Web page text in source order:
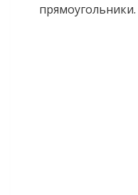
прямоугольники.